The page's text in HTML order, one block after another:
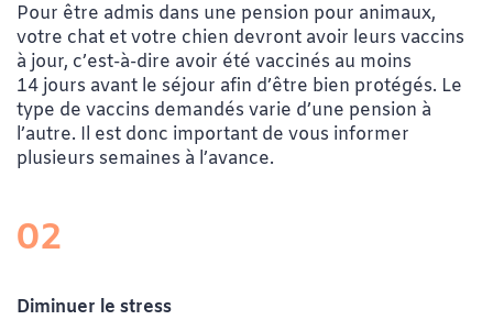
Pour être admis dans une pension pour animaux,
votre chat et votre chien devront avoir leurs vaccins
à jour, c’est-à-dire avoir été vaccinés au moins
14 jours avant le séjour afin d’être bien protégés. Le
type de vaccins demandés varie d’une pension à
l’autre. Il est donc important de vous informer
plusieurs semaines à l’avance.
02
Diminuer le stress